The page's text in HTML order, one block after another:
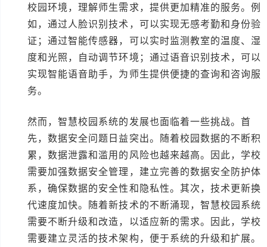
校园环境，理解师生需求，提供更加精准的服务。例
如，通过人脸识别技术，可以实现无感考勤和身份验
证；通过智能传感器，可以实时监测教室的温度、湿
度和光照，自动调节环境；通过语音识别技术，可以
实现智能语音助手，为师生提供便捷的查询和咨询服
务。
然而，智慧校园系统的发展也面临着一些挑战。首
先，数据安全问题日益突出。随着校园数据的不断积
累，数据泄露和滥用的风险也越来越高。因此，学校
需要加强数据安全管理，建立完善的数据安全防护体
系，确保数据的安全性和隐私性。其次，技术更新换
代速度加快。随着新技术的不断涌现，智慧校园系统
需要不断升级和改造，以适应新的需求。因此，学校
需要建立灵活的技术架构，便于系统的升级和扩展。